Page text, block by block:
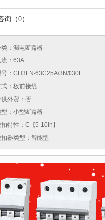
询（0）
类：漏电断路器
流：63A
号：CH3LN-63C25A/3N/030E
式：板前接线
供外贸：否
型：小型断路器
特性：C【5-10In】
扣器类型：智能型